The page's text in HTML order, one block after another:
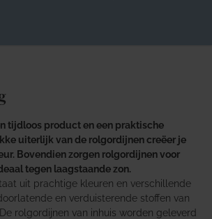
tijdloos product en een praktische
uiterlijk van de rolgordijnen creëer je
Bovendien zorgen rolgordijnen voor
tegen laagstaande zon.
uit prachtige kleuren en verschillende
en verduisterende stoffen van
rolgordijnen van inhuis worden geleverd